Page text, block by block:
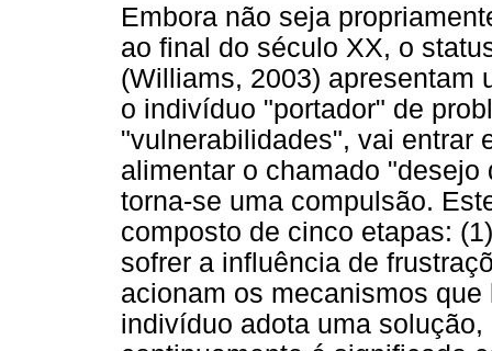
Embora não seja
ao final do século XX, o
(Williams, 2003) apresentam
o indivíduo "portador" de
"vulnerabilidades", vai entrar
alimentar o chamado
torna-se uma compulsão.
composto de cinco etapas:
sofrer a influência de
acionam os mecanismos
indivíduo adota uma